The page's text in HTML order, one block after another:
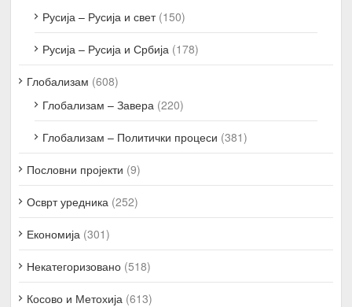
Русија – Русија и свет(150)
Русија – Русија и Србија (178)
Глобализам (608)
Глобализам – Завера (220)
Глобализам – Политички процеси (381)
Пословни пројекти (9)
Осврт уредника (252)
Економија (301)
Некатегоризовано (518)
Косово и Метохија (613)